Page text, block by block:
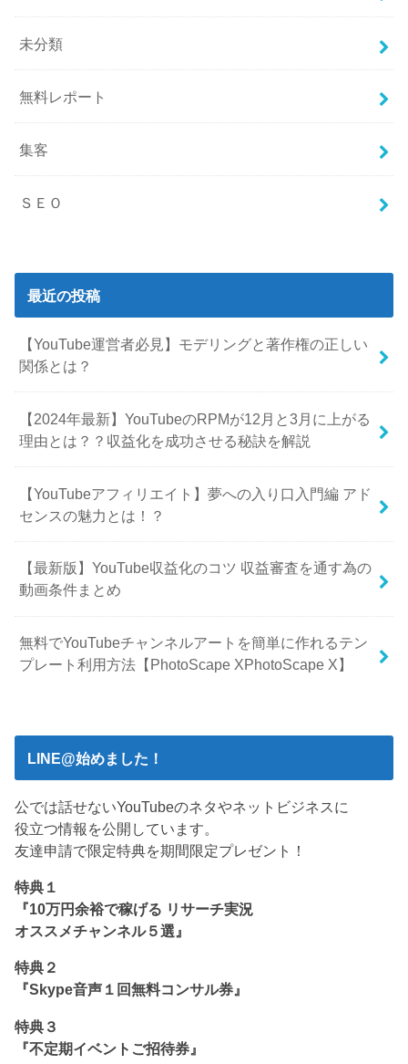
未分類
無料レポート
集客
ＳＥＯ
最近の投稿
【YouTube運営者必見】モデリングと著作権の正しい
関係とは？
【2024年最新】YouTubeのRPMが12月と3月に上がる
理由とは？？収益化を成功させる秘訣を解説
【YouTubeアフィリエイト】夢への入り口入門編 アド
センスの魅力とは！？
【最新版】YouTube収益化のコツ 収益審査を通す為の
動画条件まとめ
無料でYouTubeチャンネルアートを簡単に作れるテン
プレート利用方法【PhotoScape XPhotoScape X】
LINE@始めました！
公では話せないYouTubeのネタやネットビジネスに
役立つ情報を公開しています。
友達申請で限定特典を期間限定プレゼント！
特典１
『10万円余裕で稼げる リサーチ実況
オススメチャンネル５選』
特典２
『Skype音声１回無料コンサル券』
特典３
『不定期イベントご招待券』